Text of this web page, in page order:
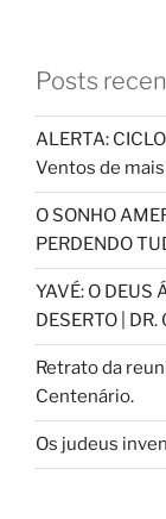
Posts
ALERTA:
Ventos de
O SONHO
PERDENDO
YAVÉ: O DEUS
DESERTO |
Retrato da
Centenário.
Os judeus